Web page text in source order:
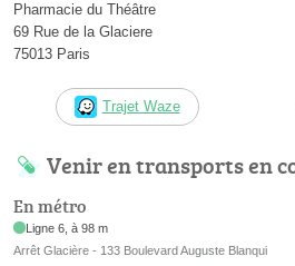
Pharmacie du Théâtre
69 Rue de la Glaciere
75013 Paris
Trajet Waze
Venir en transports en
En métro
Ligne 6, à 98 m
Arrêt Glacière - 133 Boulevard Auguste Blanqui